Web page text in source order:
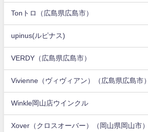
Tonトロ（広島県広島市）
upinus(ルピナス)
VERDY（広島県広島市）
Vivienne（ヴィヴィアン）（広島県広島市）
Winkle岡山店ウインクル
Xover（クロスオーバー）（岡山県岡山市）